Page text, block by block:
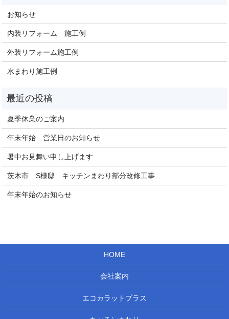
お知らせ
内装リフォーム 施工例
外装リフォーム施工例
水まわり施工例
夏季休業のご案内
年末年始 営業日のお知らせ
暑中お見舞い申し上げます
茨木市 S様邸 キッチンまわり部分改修工事
年末年始のお知らせ
HOME
会社案内
エコカラットプラス